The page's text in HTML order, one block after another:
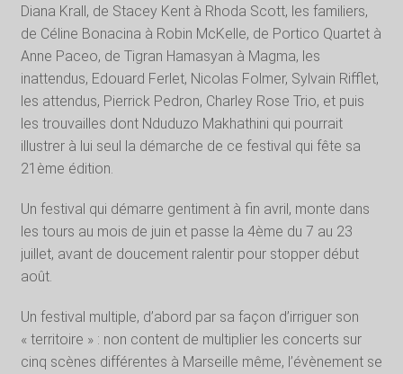
Diana Krall, de Stacey Kent à Rhoda Scott, les familiers,
de Céline Bonacina à Robin McKelle, de Portico Quartet à
Anne Paceo, de Tigran Hamasyan à Magma, les
inattendus, Edouard Ferlet, Nicolas Folmer, Sylvain Rifflet,
les attendus, Pierrick Pedron, Charley Rose Trio, et puis
les trouvailles dont Nduduzo Makhathini qui pourrait
illustrer à lui seul la démarche de ce festival qui fête sa
21ème édition.
Un festival qui démarre gentiment à fin avril, monte dans
les tours au mois de juin et passe la 4ème du 7 au 23
juillet, avant de doucement ralentir pour stopper début
août.
Un festival multiple, d’abord par sa façon d’irriguer son
« territoire » : non content de multiplier les concerts sur
cinq scènes différentes à Marseille même, l’évènement se